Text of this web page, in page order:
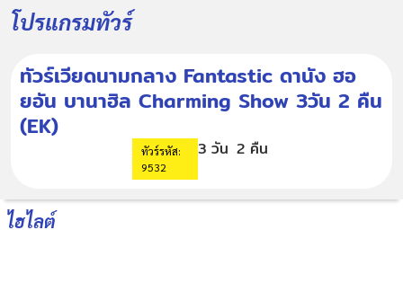
โปรแกรมทัวร์
ทัวร์เวียดนามกลาง Fantastic ดานัง ฮอ
ยอัน บานาฮิล Charming Show 3วัน 2 คืน
(EK)
ทัวร์รหัส:
9532
3 วัน 2 คืน
ไฮไลต์